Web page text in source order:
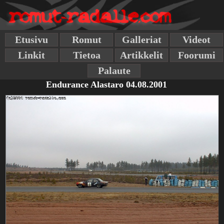
Etusivu Romut Galleriat
Videot
Linkit
Tietoa Artikkelit
Foorumi
Palaute
Endurance Alastaro 04.08.2001